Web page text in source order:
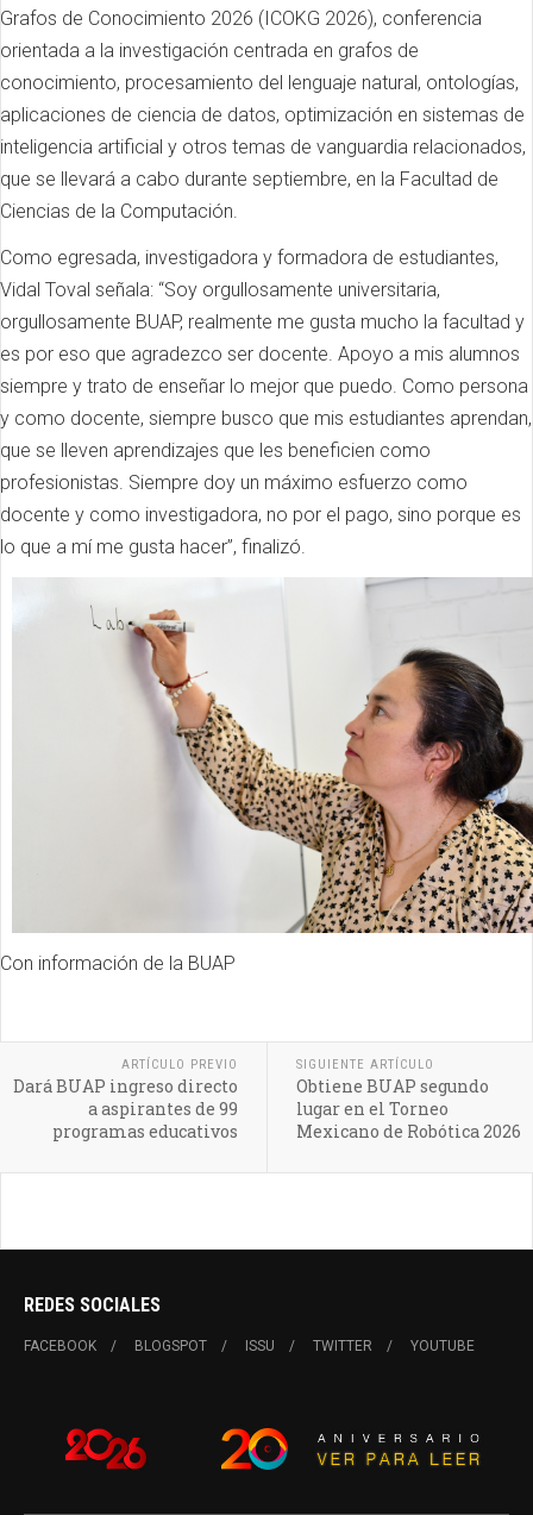
Grafos de Conocimiento 2026 (ICOKG 2026), conferencia
orientada a la investigación centrada en grafos de
conocimiento, procesamiento del lenguaje natural, ontologías,
aplicaciones de ciencia de datos, optimización en sistemas de
inteligencia artificial y otros temas de vanguardia relacionados,
que se llevará a cabo durante septiembre, en la Facultad de
Ciencias de la Computación.
Como egresada, investigadora y formadora de estudiantes,
Vidal Toval señala: “Soy orgullosamente universitaria,
orgullosamente BUAP, realmente me gusta mucho la facultad y
es por eso que agradezco ser docente. Apoyo a mis alumnos
siempre y trato de enseñar lo mejor que puedo. Como persona
y como docente, siempre busco que mis estudiantes aprendan,
que se lleven aprendizajes que les beneficien como
profesionistas. Siempre doy un máximo esfuerzo como
docente y como investigadora, no por el pago, sino porque es
lo que a mí me gusta hacer”, finalizó.
Con información de la BUAP
ARTÍCULO PREVIO
Dará BUAP ingreso directo
a aspirantes de 99
programas educativos
SIGUIENTE ARTÍCULO
Obtiene BUAP segundo
lugar en el Torneo
Mexicano de Robótica 2026
REDES SOCIALES
FACEBOOK BLOGSPOT ISSU TWITTER YOUTUBE